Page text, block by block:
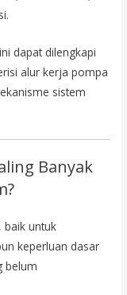
dapat dilengkapi
alur kerja pompa
sistem
Banyak
baik untuk
keperluan dasar
belum